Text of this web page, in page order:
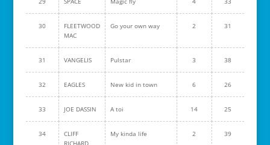
30
FLEETWOOD
MAC
Go your own way 2 31
31 VANGELIS Pulstar 3 38
32 EAGLES New kid in town 6 26
33 JOE DASSIN A toi 14 25
34
CLIFF
RICHARD
My kinda life 2 39